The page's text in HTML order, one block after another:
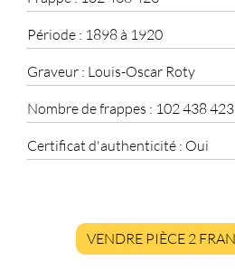
Période : 1898 à 1920
Graveur : Louis-Oscar Roty
Nombre de frappes : 102 438 423
Certificat d'authenticité : Oui
VENDRE PIÈCE 2